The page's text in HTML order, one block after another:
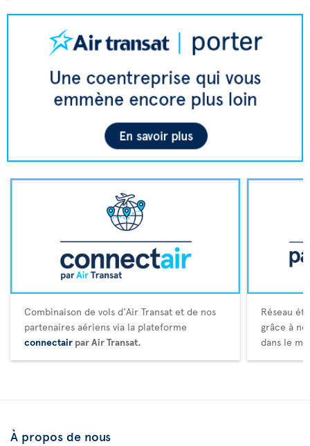
Combinaison de vols d'Air Transat et de nos
partenaires aériens via la plateforme
connectair par Air Transat.
Réseau
grâce à
dans le
À propos de nous